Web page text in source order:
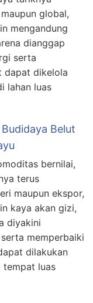
global,
mengandung
dianggap
serta
dapat dikelola
lahan luas
Belut
bernilai,
terus
maupun ekspor,
kaya akan gizi,
diyakini
memperbaiki
dilakukan
tempat luas